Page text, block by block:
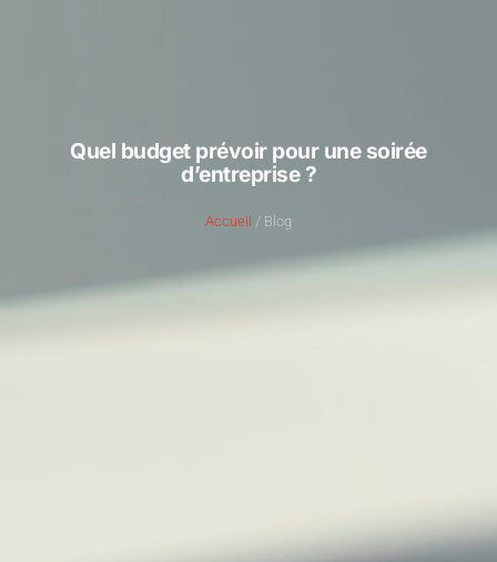
Quel budget prévoir pour une soirée
d’entreprise ?
Accueil / Blog